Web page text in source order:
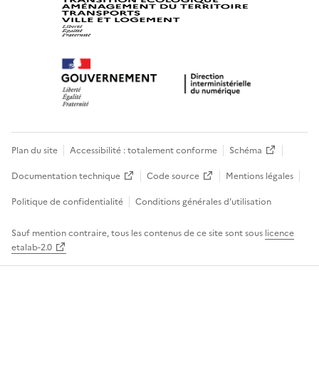
Plan du site Accessibilité : totalement conforme
Schéma
Documentation technique
Code source
Mentions légales
Politique de confidentialité
Conditions générales d’utilisation
Sauf mention contraire, tous les contenus de ce site sont sous licence
etalab-2.0